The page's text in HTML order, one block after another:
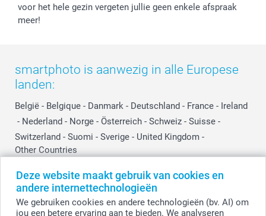
Deze website maakt gebruik van cookies en
andere internettechnologieën
We gebruiken cookies en andere technologieën (bv. AI) om
jou een betere ervaring aan te bieden. We analyseren
voor het hele gezin vergeten jullie geen enkele afspraak
meer!
smartphoto is aanwezig in alle Europese
landen:
België - Belgique - Danmark - Deutschland - France - Ireland
- Nederland - Norge - Österreich - Schweiz - Suisse -
Switzerland - Suomi - Sverige - United Kingdom -
Other Countries
Alle prijzen zijn in EURO (€) inclusief BTW en exclusief verzendkosten.